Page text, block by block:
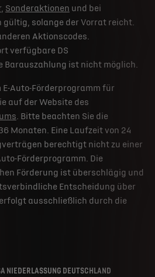
, Sonderaktionen und bei
gültig, solange der Vorrat reicht.
Aktionscodes.
verfügbare DS
Barauszahlung ist nicht möglich.
Auto-Förderprogramm für
auf der Website des
. Bitte beachten Sie die
Monaten. Eine Laufzeit von 24
berechtigt nicht zu einer
Förderprogramm. Die
Förderung ist überschlägig und
Entscheidung über
ausschließlich durch die
NIEDERLASSUNG DEUTSCHLAND